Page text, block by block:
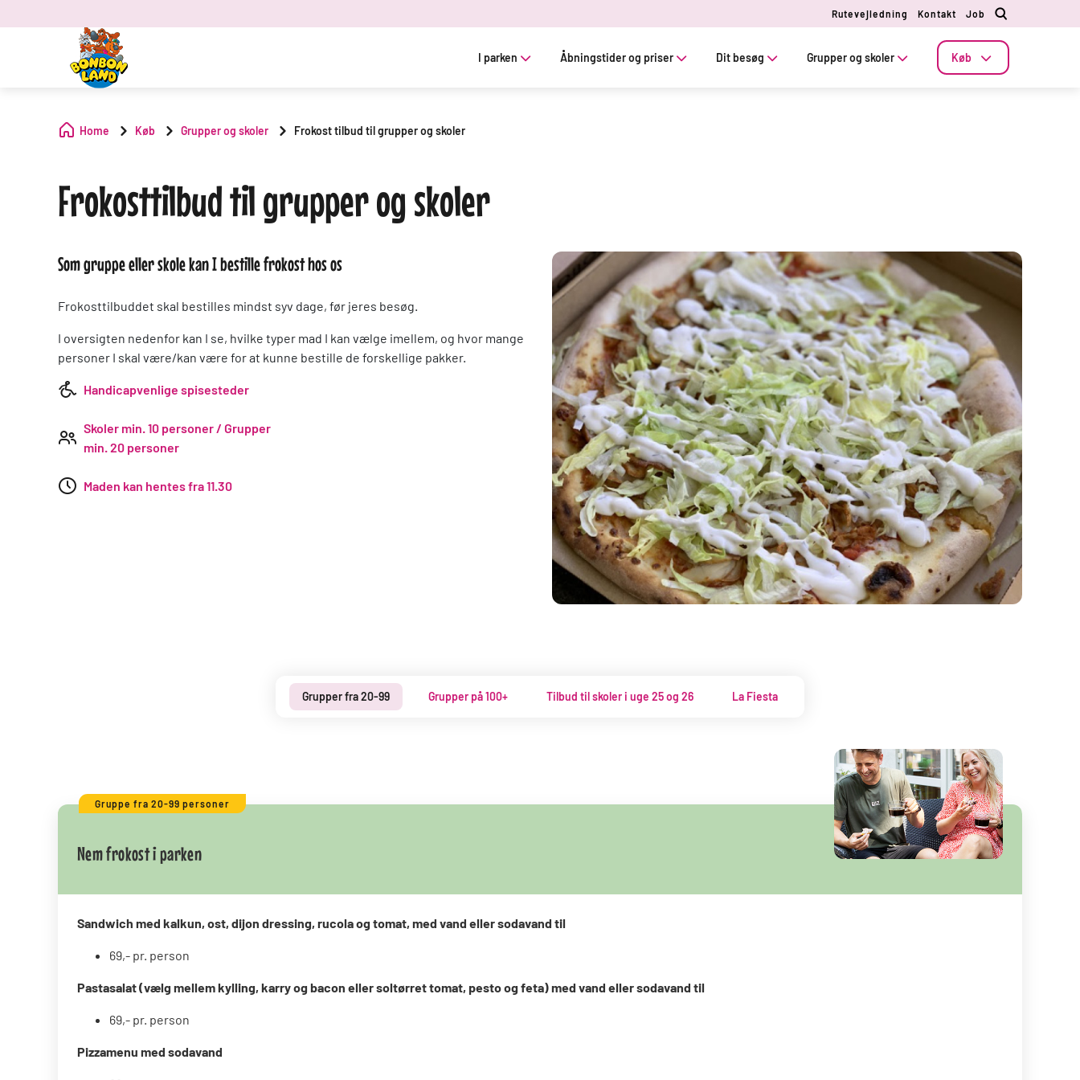
Rutevejledning Kontakt Job
I parken Åbningstider og priser Dit besøg Grupper og skoler Køb
Home Køb Grupper og skoler Frokost tilbud til grupper og skoler
Frokosttilbud til grupper og skoler
Som gruppe eller skole kan I bestille frokost hos os
Frokosttilbuddet skal bestilles mindst syv dage, før jeres besøg.
I oversigten nedenfor kan I se, hvilke typer mad I kan vælge imellem, og hvor mange
personer I skal være/kan være for at kunne bestille de forskellige pakker.
Handicapvenlige spisesteder
Skoler min. 10 personer / Grupper
min. 20 personer
Maden kan hentes fra 11.30
Grupper fra 20-99 Grupper på 100+ Tilbud til skoler i uge 25 og 26 La Fiesta
Gruppe fra 20-99 personer
Nem frokost i parken
Sandwich med kalkun, ost, dijon dressing, rucola og tomat, med vand eller sodavand til
69,- pr. person
Pastasalat (vælg mellem kylling, karry og bacon eller soltørret tomat, pesto og feta) med vand eller sodavand til
69,- pr. person
Pizzamenu med sodavand